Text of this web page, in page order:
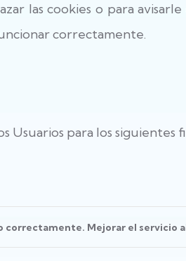
las cookies o para avisarle
correctamente.
para los siguientes
correctamente. Mejorar el servicio